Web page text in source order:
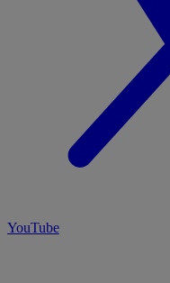
YouTube